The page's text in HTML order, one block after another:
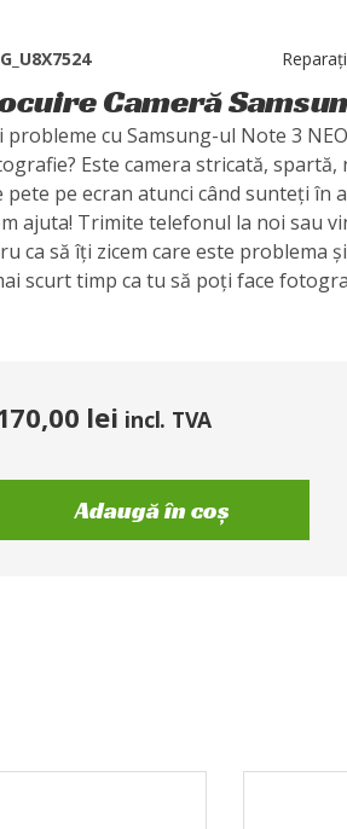
G_U8X7524
Cameră
probleme cu Samsung-ul Note 3
Este camera stricată, spartă,
pete pe ecran atunci când sunteți în
ajuta! Trimite telefonul la noi sau
ca să îți zicem care este problema
scurt timp ca tu să poți face
lei incl. TVA
Adaugă în coș